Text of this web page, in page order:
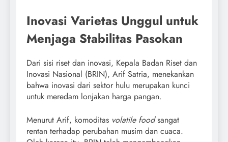
Inovasi Varietas Unggul untuk
Menjaga Stabilitas Pasokan
Dari sisi riset dan inovasi, Kepala Badan Riset dan
Inovasi Nasional (BRIN), Arif Satria, menekankan
bahwa inovasi dari sektor hulu merupakan kunci
untuk meredam lonjakan harga pangan.
Menurut Arif, komoditas volatile foodsangat
rentan terhadap perubahan musim dan cuaca.